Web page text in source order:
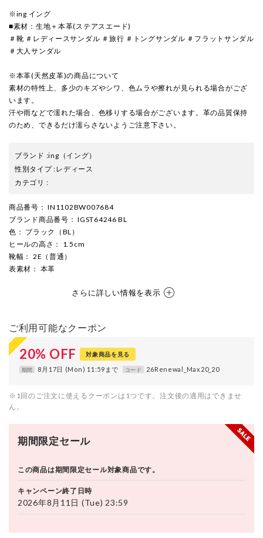
※ing イング
■素材：生地＋本革(ステアスエード)
＃靴 ＃レディースサンダル ＃旅行 ＃トングサンダル ＃フラットサンダル
＃大人サンダル
※本革(天然皮革)の商品について
素材の特性上、多少のキズやシワ、色ムラや擦れが見られる場合がござ
います。
汗や雨などで濡れた場合、色移りする場合がございます。革の品質保持
のため、できるだけ濡らさないようご注意下さい。
ブランド :ing （イング）
性別タイプ:レディース
カテゴリ :
商品番号 ： IN1102BW007684
ブランド商品番号 ： IGST64246 BL
色 ： ブラック（BL）
ヒールの高さ ： 1.5cm
靴幅 ： 2E（普通）
表素材 ： 本革
さらに詳しい情報を表示
ご利用可能なクーポン
20% OFF 対象商品を見る
期間 8月17日 (Mon) 11:59まで コード 26Renewal_Max20_20
※1回のご注文に使えるクーポンは1つです。注文後の適用はできませ
ん。
期間限定セール
この商品は期間限定セール対象商品です。
キャンペーン終了日時
2026年8月11日 (Tue) 23:59